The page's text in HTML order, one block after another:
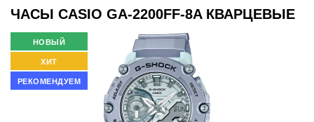
ЧАСЫ CASIO GA-2200FF-8A КВАРЦЕВЫЕ
НОВЫЙ
ХИТ
РЕКОМЕНДУЕМ